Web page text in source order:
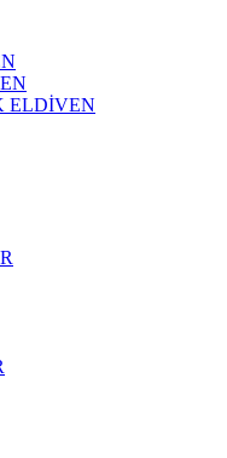
ELDİVEN